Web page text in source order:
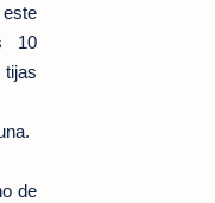
10
de